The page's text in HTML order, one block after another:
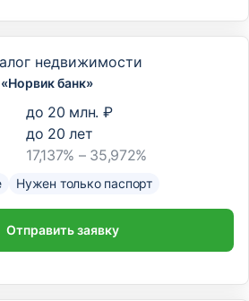
недвижимости
банк»
до 20 млн. ₽
до 20 лет
17,137% – 35,972%
Нужен только паспорт
Отправить заявку